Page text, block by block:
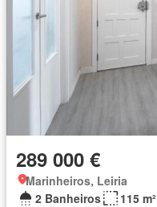
289 000 €
Marinheiros, Leiria
2 Banheiros
115 m²